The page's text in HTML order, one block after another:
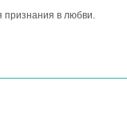
признания в любви.